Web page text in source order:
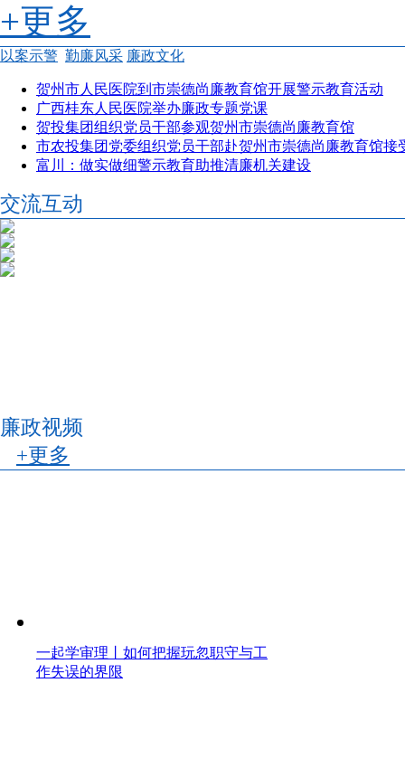
+更多
以案示警 勤廉风采 廉政文化
贺州市人民医院到市崇德尚廉教育馆开展警示教育活动
广西桂东人民医院举办廉政专题党课
贺投集团组织党员干部参观贺州市崇德尚廉教育馆
市农投集团党委组织党员干部赴贺州市崇德尚廉教育馆接
富川：做实做细警示教育助推清廉机关建设
交流互动
廉政视频
+更多
一起学审理丨如何把握玩忽职守与工
作失误的界限